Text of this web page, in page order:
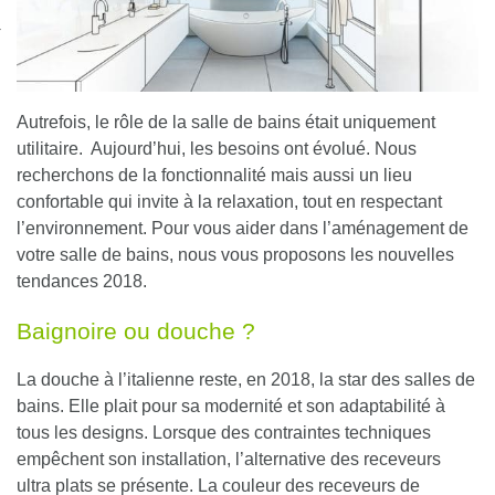
Autrefois, le rôle de la salle de bains était uniquement
utilitaire. Aujourd’hui, les besoins ont évolué. Nous
recherchons de la fonctionnalité mais aussi un lieu
confortable qui invite à la relaxation, tout en respectant
l’environnement. Pour vous aider dans l’aménagement de
votre salle de bains, nous vous proposons les nouvelles
tendances 2018.
Baignoire ou douche ?
La douche à l’italienne reste, en 2018, la star des salles de
bains. Elle plait pour sa modernité et son adaptabilité à
tous les designs. Lorsque des contraintes techniques
empêchent son installation, l’alternative des receveurs
ultra plats se présente. La couleur des receveurs de